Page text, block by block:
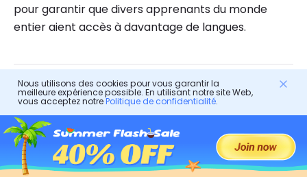
pour garantir que divers apprenants du monde
entier aient accès à davantage de langues.
Duolingo propose-t-il une réduction
pour les étudiants ?
Malheureusement, pour le moment, Duolingo ne
propose pas de réduction étudiante pour ses
abonnements. Néanmoins, les apprenants peuvent
Nous utilisons des cookies pour vous garantir la
meilleure expérience possible. En utilisant notre site Web,
vous acceptez notrePolitique de confidentialité.